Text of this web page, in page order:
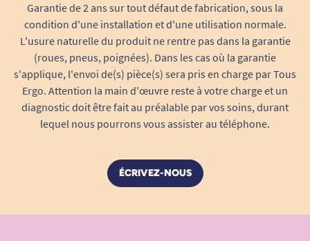
Garantie de 2 ans sur tout défaut de fabrication, sous la
condition d'une installation et d'une utilisation normale.
L'usure naturelle du produit ne rentre pas dans la garantie
(roues, pneus, poignées). Dans les cas où la garantie
s'applique, l'envoi de(s) pièce(s) sera pris en charge par Tous
Ergo. Attention la main d'œuvre reste à votre charge et un
diagnostic doit être fait au préalable par vos soins, durant
lequel nous pourrons vous assister au téléphone.
ÉCRIVEZ-NOUS